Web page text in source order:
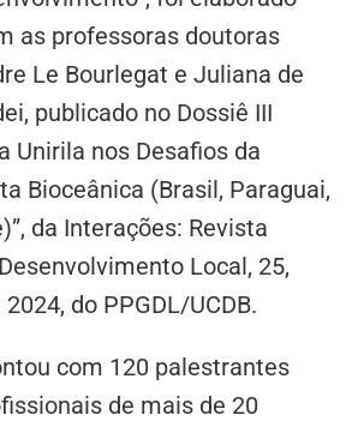
as professoras doutoras
Le Bourlegat e Juliana de
publicado no Dossiê III
Unirila nos Desafios da
Bioceânica (Brasil, Paraguai,
da Interações: Revista
Local, 25,
do PPGDL/UCDB.
com 120 palestrantes
de mais de 20